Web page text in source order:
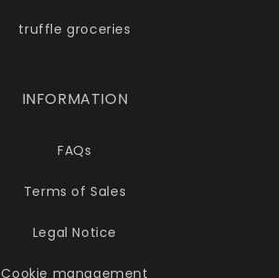
truffle groceries
INFORMATION
FAQs
Terms of Sales
Legal Notice
Cookie management